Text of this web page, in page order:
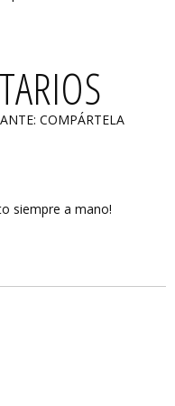
COMPÁRTELA
siempre a mano!